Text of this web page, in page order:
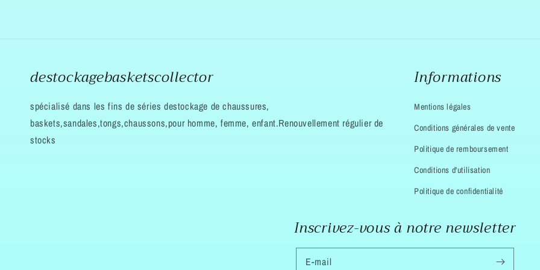
destockagebasketscollector
spécialisé dans les fins de séries destockage de chaussures,
baskets,sandales,tongs,chaussons,pour homme, femme, enfant.Renouvellement régulier de
stocks
Informations
Mentions légales
Conditions générales de vente
Politique de remboursement
Conditions d'utilisation
Politique de confidentialité
Inscrivez-vous à notre newsletter
E-mail